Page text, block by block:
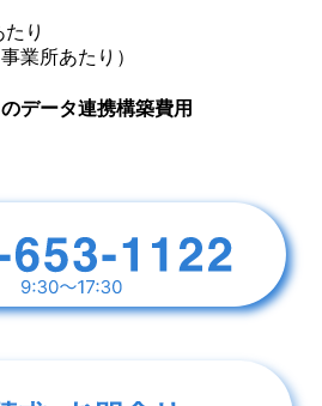
り
業所あたり）
データ連携構築費用